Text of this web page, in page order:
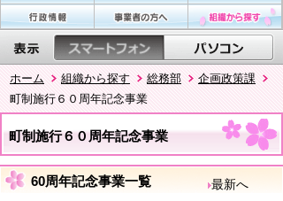
ホーム 組織から探す 総務部
企画政策課
町制施行６０周年記念事業
町制施行６０周年記念事業
60周年記念事業一覧 最新へ